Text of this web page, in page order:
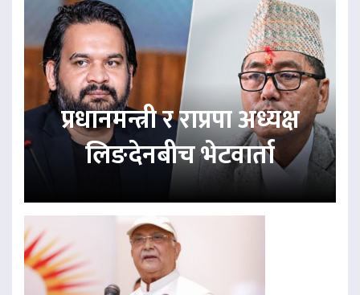
प्रधानमन्त्री र राप्रपा अध्यक्ष
लिङदेनबीच भेटवार्ता